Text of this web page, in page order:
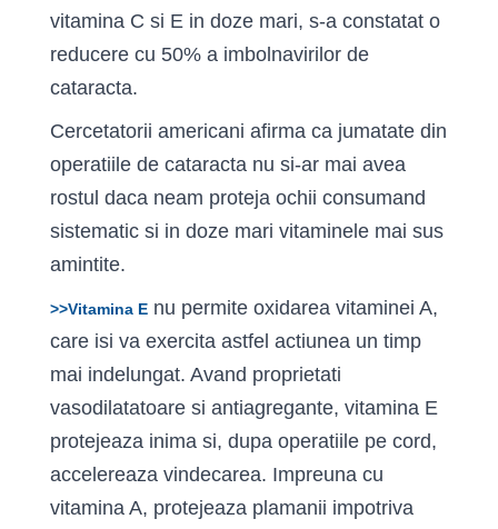
vitamina C si E in doze mari, s-a constatat o
reducere cu 50% a imbolnavi­rilor de
cataracta.
Cercetatorii americani afirma ca jumatate din
operatiile de cataracta nu si-ar mai avea
rostul daca ne­am proteja ochii consumand
sistematic si in doze mari vita­minele mai sus
amintite.
>>Vitamina E nu permite oxidarea vitaminei A,
care isi va exercita astfel actiunea un timp
mai indelungat. Avand proprietati
vasodilatatoare si antiagregante, vitamina E
protejeaza inima si, dupa operatiile pe cord,
accelereaza vindecarea. Impreuna cu
vitamina A, protejeaza plamanii impotriva